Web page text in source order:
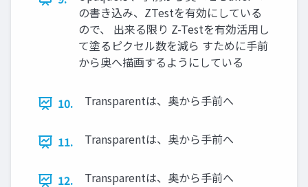
の書き込み、ZTestを有効にしている
ので、 出来る限り Z-Testを有効活用し
て塗るピクセル数を減ら すために手前
から奥へ描画するようにしている
10. Transparentは、奥から手前へ
11. Transparentは、奥から手前へ
12. Transparentは、奥から手前へ